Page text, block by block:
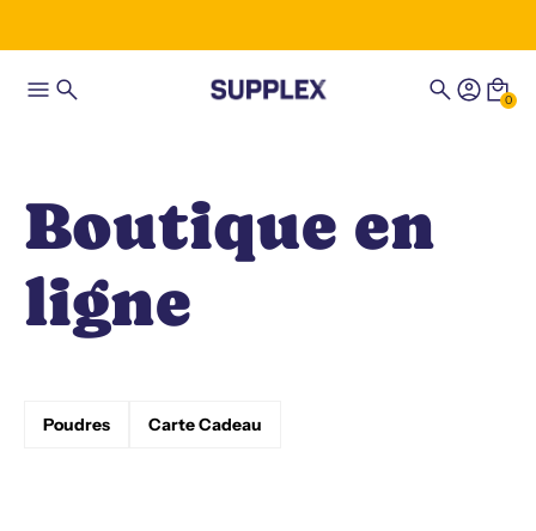
0
Boutique en
ligne
Poudres Carte Cadeau